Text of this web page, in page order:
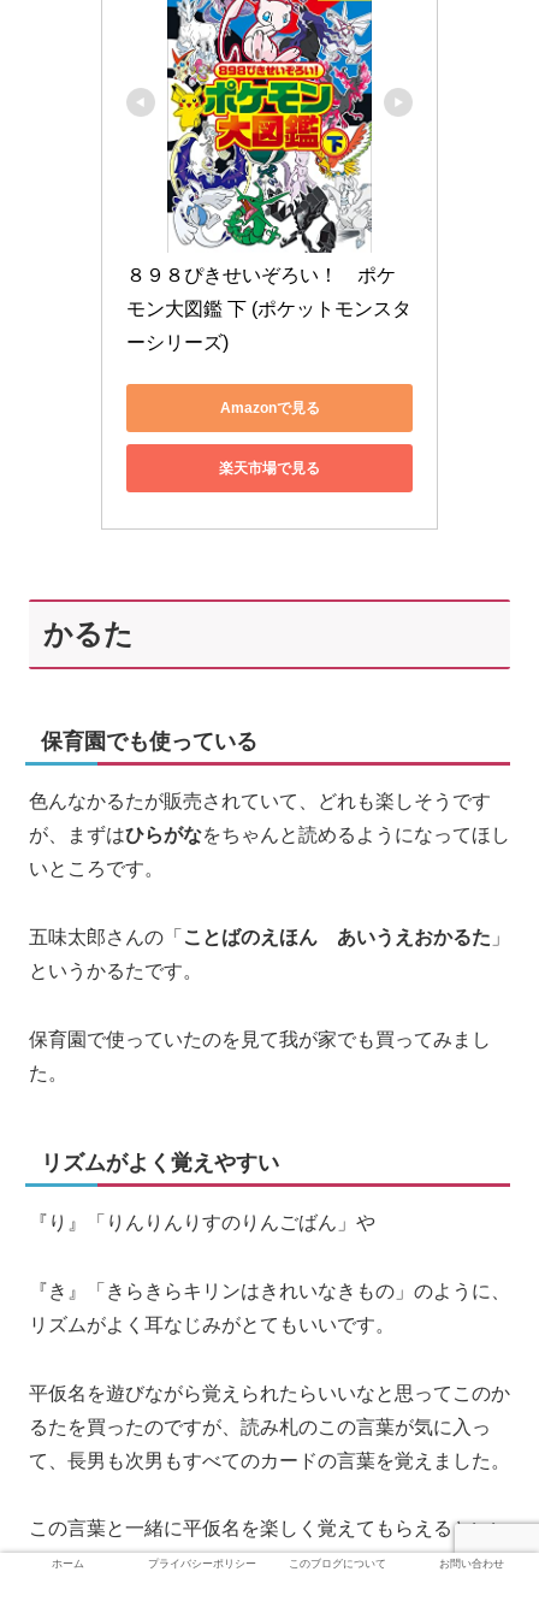
８９８ぴきせいぞろい！　ポケ
モン大図鑑 下 (ポケットモンスタ
ーシリーズ)
Amazonで見る
楽天市場で見る
かるた
保育園でも使っている
色んなかるたが販売されていて、どれも楽しそうです
が、まずはひらがなをちゃんと読めるようになってほし
いところです。
五味太郎さんの「 ことばのえほん あいうえおかるた 」
というかるたです。
保育園で使っていたのを見て我が家でも買ってみまし
た。
リズムがよく覚えやすい
『り』「りんりんりすのりんごばん」や
『き』「きらきらキリンはきれいなきもの」のように、
リズムがよく耳なじみがとてもいいです。
平仮名を遊びながら覚えられたらいいなと思ってこのか
るたを買ったのですが、読み札のこの言葉が気に入っ
て、長男も次男もすべてのカードの言葉を覚えました。
この言葉と一緒に平仮名を楽しく覚えてもらえるといい
ですね。
ホーム プライバシーポリシー このブログについて お問い合わせ